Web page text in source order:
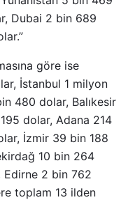
Dubai 2 bin 689
göre ise
İstanbul 1 milyon
480 dolar, Balıkesir
dolar, Adana 214
İzmir 39 bin 188
10 bin 264
2 bin 762
toplam 13 ilden